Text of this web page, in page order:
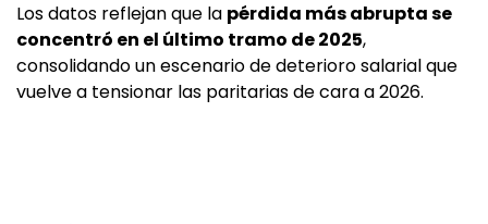
Los datos reflejan que la pérdida más abrupta se
concentró en el último tramo de 2025,
consolidando un escenario de deterioro salarial que
vuelve a tensionar las paritarias de cara a 2026.